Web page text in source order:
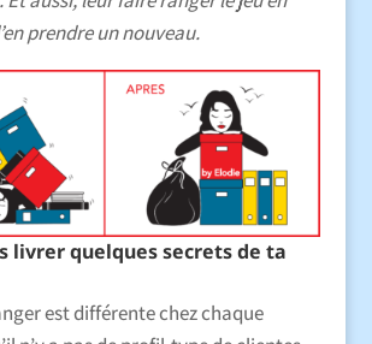
prendre un nouveau.
livrer quelques secrets de ta
est différente chez chaque